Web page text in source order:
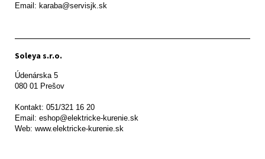
Email: karaba@servisjk.sk
Soleya s.r.o.
Údenárska 5
080 01 Prešov
Kontakt: 051/321 16 20
Email: eshop@elektricke-kurenie.sk
Web: www.elektricke-kurenie.sk